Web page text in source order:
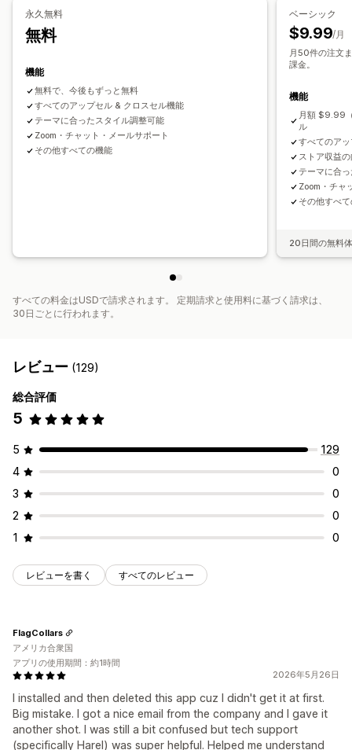
オファーとおすすめ
無料ギフト
ボリュームディスカウント
優先処理
クリックスルー率 コンバージョン率
おすすめ情報のパフォーマンス
設定可能な価格設定方式
固定価格設定
ボリュームディスカウント
カートディスカウント
無料配送
BOGO 動的価格設定
永久無料
無料
機能
無料で、今後もずっと無料
すべてのアップセル & クロスセル機能
テーマに合ったスタイル調整可能
Zoom・チャット・メールサポート
その他すべての機能
ベーシック
$9.99/月
月50件の注文
課金。
機能
月額 $9.99
ル
すべてのア
ストア収益
テーマに合
Zoom・チャ
その他すべ
20日間の無料
すべての料金はUSDで請求されます。 定期請求と使用料に基づく請求は、
30日ごとに行われます。
レビュー (129)
総合評価
5
5
129
4
0
3
0
2
0
1
0
レビューを書く すべてのレビュー
2026年5月26日
I installed and then deleted this app cuz I didn't get it at first.
Big mistake. I got a nice email from the company and I gave it
another shot. I was still a bit confused but tech support
(specifically Harel) was super helpful. Helped me understand
FlagCollars
アメリカ合衆国
アプリの使用期間：約1時間